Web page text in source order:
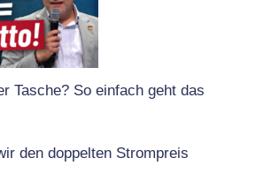
Tasche? So einfach geht das
den doppelten Strompreis